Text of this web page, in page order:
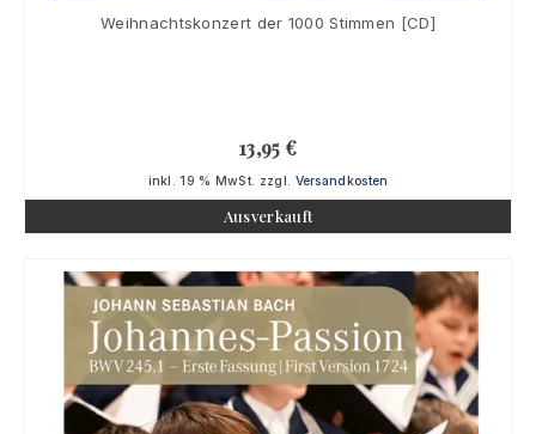
Weihnachtskonzert der 1000 Stimmen [CD]
13,95 €
inkl. 19 % MwSt. zzgl. Versandkosten
Ausverkauft